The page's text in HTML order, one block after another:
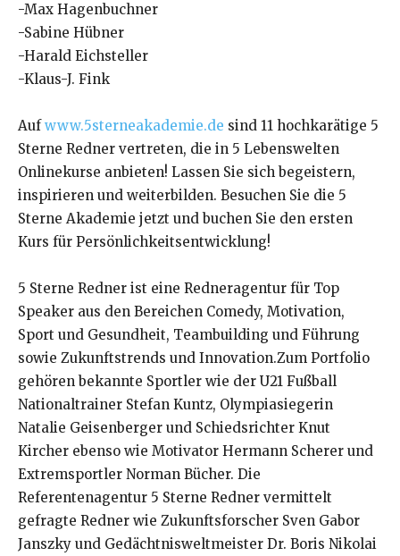
-Max Hagenbuchner
-Sabine Hübner
-Harald Eichsteller
-Klaus-J. Fink
Auf www.5sterneakademie.de sind 11 hochkarätige 5
Sterne Redner vertreten, die in 5 Lebenswelten
Onlinekurse anbieten! Lassen Sie sich begeistern,
inspirieren und weiterbilden. Besuchen Sie die 5
Sterne Akademie jetzt und buchen Sie den ersten
Kurs für Persönlichkeitsentwicklung!
5 Sterne Redner ist eine Redneragentur für Top
Speaker aus den Bereichen Comedy, Motivation,
Sport und Gesundheit, Teambuilding und Führung
sowie Zukunftstrends und Innovation.Zum Portfolio
gehören bekannte Sportler wie der U21 Fußball
Nationaltrainer Stefan Kuntz, Olympiasiegerin
Natalie Geisenberger und Schiedsrichter Knut
Kircher ebenso wie Motivator Hermann Scherer und
Extremsportler Norman Bücher. Die
Referentenagentur 5 Sterne Redner vermittelt
gefragte Redner wie Zukunftsforscher Sven Gabor
Janszky und Gedächtnisweltmeister Dr. Boris Nikolai